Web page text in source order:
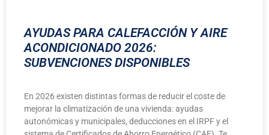
AYUDAS PARA CALEFACCIÓN Y AIRE
ACONDICIONADO 2026:
SUBVENCIONES DISPONIBLES
En 2026 existen distintas formas de reducir el coste de
mejorar la climatización de una vivienda: ayudas
autonómicas y municipales, deducciones en el IRPF y el